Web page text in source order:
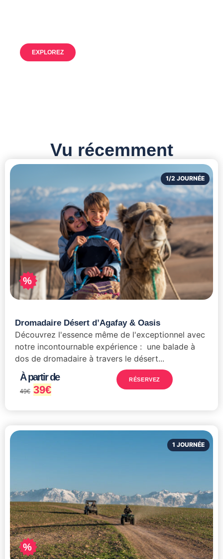
EXPLOREZ
Vu récemment
%
1/2 JOURNÉE
Dromadaire Désert d’Agafay & Oasis
Découvrez l'essence même de l'exceptionnel avec
notre incontournable expérience : une balade à
dos de dromadaire à travers le désert...
À partir de
49€ 39€
RÉSERVEZ
%
1 JOURNÉE